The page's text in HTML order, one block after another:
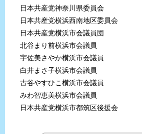
日本共産党神奈川県委員会
日本共産党横浜西南地区委員会
日本共産党横浜市会議員団
北谷まり前横浜市会議員
宇佐美さやか横浜市会議員
白井まさ子横浜市会議員
古谷やすひこ横浜市会議員
みわ智恵美横浜市会議員
日本共産党横浜市都筑区後援会